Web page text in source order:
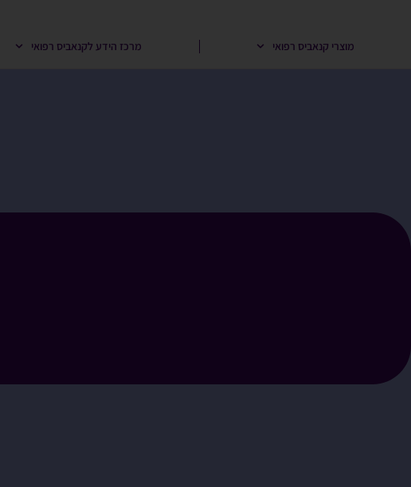
מוצרי קנאביס רפואי מרכז הידע לקנאביס רפואי